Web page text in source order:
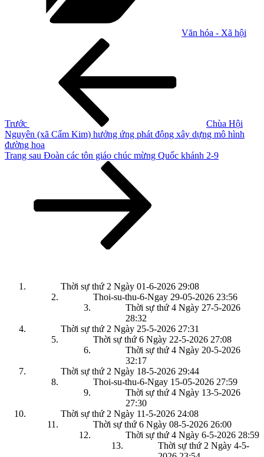
Văn hóa - Xã hội
Trước
Chùa Hội
Nguyên (xã Cẩm Kim) hưởng ứng phát động xây dựng mô hình
đường hoa
Bài
Trang sau Đoàn các tôn giáo chúc mừng Quốc khánh 2-9
Thời sự thứ 2 Ngày 01-6-2026 29:08
Thoi-su-thu-6-Ngay 29-05-2026 23:56
Thời sự thứ 4 Ngày 27-5-2026
28:32
Thời sự thứ 2 Ngày 25-5-2026 27:31
Thời sự thứ 6 Ngày 22-5-2026 27:08
Thời sự thứ 4 Ngày 20-5-2026
32:17
Thời sự thứ 2 Ngày 18-5-2026 29:44
Thoi-su-thu-6-Ngay 15-05-2026 27:59
Thời sự thứ 4 Ngày 13-5-2026
27:30
Thời sự thứ 2 Ngày 11-5-2026 24:08
Thời sự thứ 6 Ngày 08-5-2026 26:00
Thời sự thứ 4 Ngày 6-5-2026 28:59
Thời sự thứ 2 Ngày 4-5-